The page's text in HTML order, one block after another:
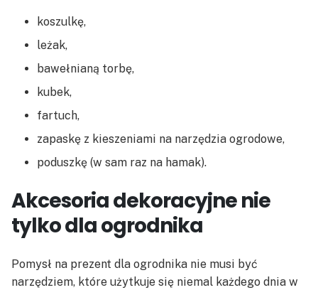
koszulkę,
leżak,
bawełnianą torbę,
kubek,
fartuch,
zapaskę z kieszeniami na narzędzia ogrodowe,
poduszkę (w sam raz na hamak).
Akcesoria dekoracyjne nie
tylko dla ogrodnika
Pomysł na prezent dla ogrodnika nie musi być
narzędziem, które użytkuje się niemal każdego dnia w